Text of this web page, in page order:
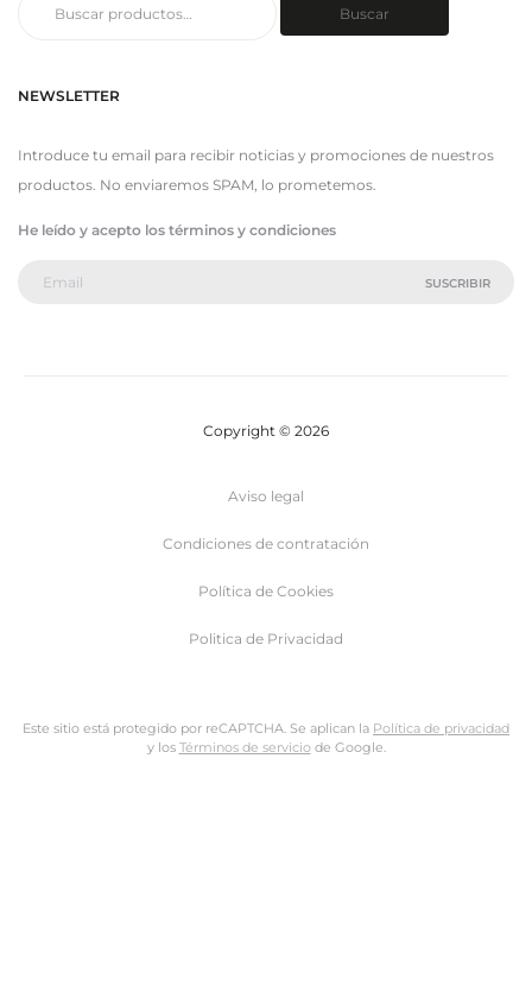
Buscar
NEWSLETTER
Introduce tu email para recibir noticias y promociones de nuestros
productos. No enviaremos SPAM, lo prometemos.
He leído y acepto los términos y condiciones
Copyright © 2026
Aviso legal
Condiciones de contratación
Política de Cookies
Politica de Privacidad
Este sitio está protegido por reCAPTCHA. Se aplican la Política de privacidad
y los Términos de serviciode Google.